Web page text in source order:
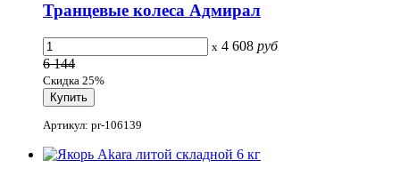
Транцевые колеса Адмирал
x 4 608 руб
6 144
Скидка 25%
Артикул: pr-106139